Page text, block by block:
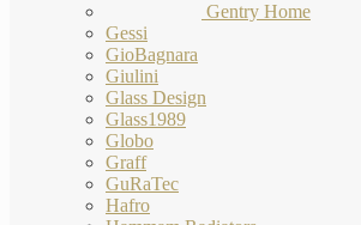
Gentry Home
Gessi
GioBagnara
Giulini
Glass Design
Glass1989
Globo
Graff
GuRaTec
Hafro